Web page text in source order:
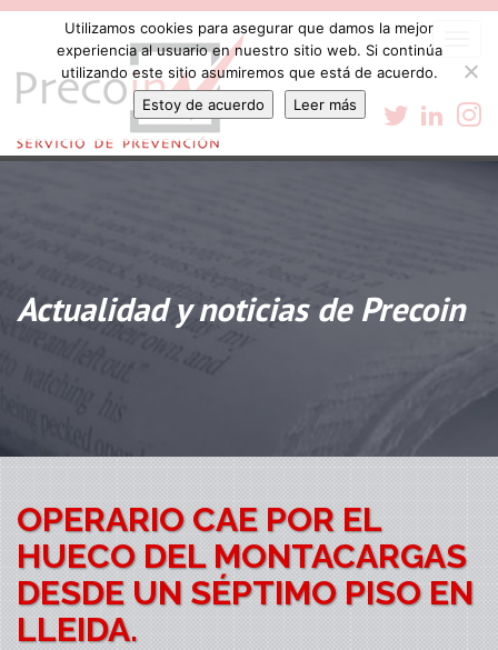
Actualidad y noticias de Precoin
OPERARIO CAE POR EL
HUECO DEL MONTACARGAS
DESDE UN SÉPTIMO PISO EN
LLEIDA.
Utilizamos cookies para asegurar que damos la mejor
experiencia al usuario en nuestro sitio web. Si continúa
utilizando este sitio asumiremos que está de acuerdo.
Estoy de acuerdo
Leer más